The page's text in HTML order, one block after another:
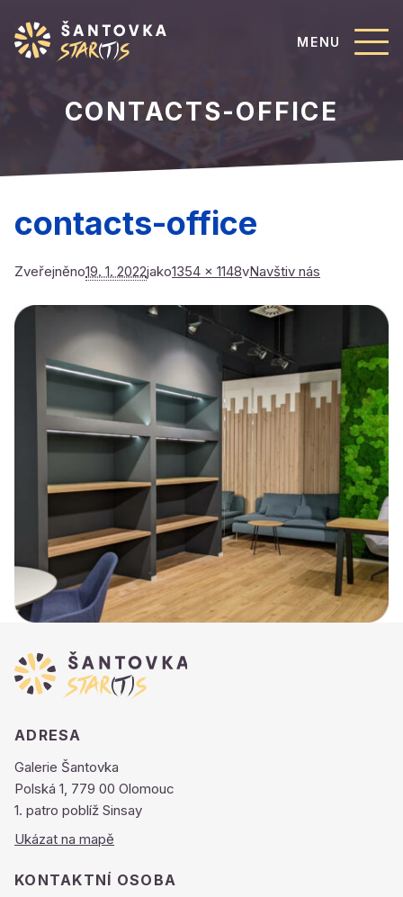
MENU
CONTACTS-OFFICE
contacts-office
Zveřejněno19. 1. 2022jako1354 × 1148vNavštiv nás
ADRESA
Galerie Šantovka
Polská 1, 779 00 Olomouc
1. patro poblíž Sinsay
Ukázat na mapě
KONTAKTNÍ OSOBA